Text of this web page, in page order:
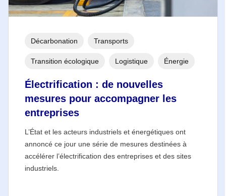
Électrification : de nouvelles
mesures pour accompagner les
entreprises
L’État et les acteurs industriels et énergétiques ont
annoncé ce jour une série de mesures destinées à
accélérer l’électrification des entreprises et des sites
industriels.
Décarbonation Transports
Transition écologique Logistique Énergie